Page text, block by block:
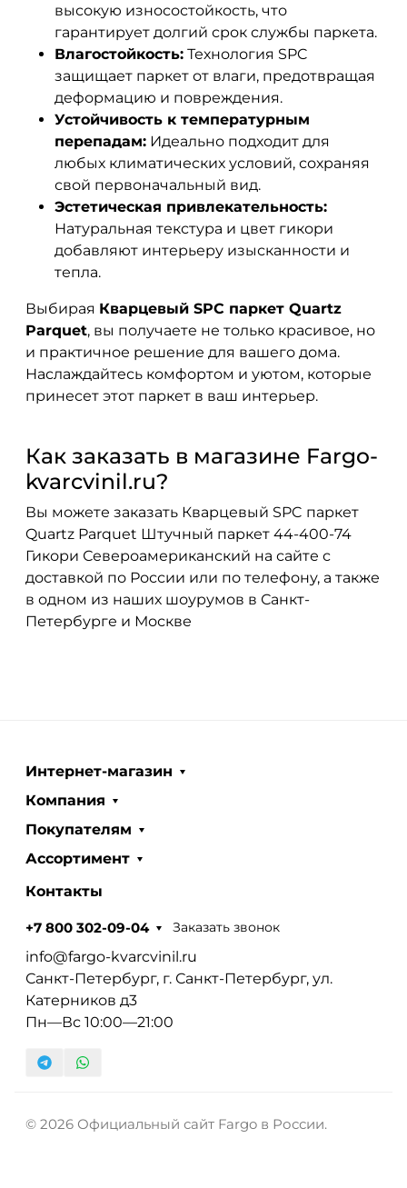
высокую износостойкость, что
гарантирует долгий срок службы паркета.
Влагостойкость: Технология SPC
защищает паркет от влаги, предотвращая
деформацию и повреждения.
Устойчивость к температурным
перепадам: Идеально подходит для
любых климатических условий, сохраняя
свой первоначальный вид.
Эстетическая привлекательность:
Натуральная текстура и цвет гикори
добавляют интерьеру изысканности и
тепла.
Выбирая Кварцевый SPC паркет Quartz
Parquet, вы получаете не только красивое, но
и практичное решение для вашего дома.
Наслаждайтесь комфортом и уютом, которые
принесет этот паркет в ваш интерьер.
Как заказать в магазине Fargo-
kvarcvinil.ru?
Вы можете заказать Кварцевый SPC паркет
Quartz Parquet Штучный паркет 44-400-74
Гикори Североамериканский на сайте с
доставкой по России или по телефону, а также
в одном из наших шоурумов в Санкт-
Петербурге и Москве
Интернет-магазин
Компания
Покупателям
Ассортимент
Контакты
+7 800 302-09-04 Заказать звонок
info@fargo-kvarcvinil.ru
Санкт-Петербург, г. Санкт-Петербург, ул.
Катерников д3
Пн—Вс 10:00—21:00
© 2026 Официальный сайт Fargo в России.